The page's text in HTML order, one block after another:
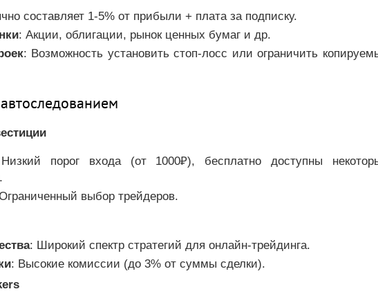
составляет 1-5% от прибыли + плата за подписку.
: Акции, облигации, рынок ценных бумаг и др.
: Возможность установить стоп-лосс или ограничить
порог входа (от 1000₽), бесплатно доступны
выбор трейдеров.
: Широкий спектр стратегий для онлайн-трейдинга.
: Высокие комиссии (до 3% от суммы сделки).